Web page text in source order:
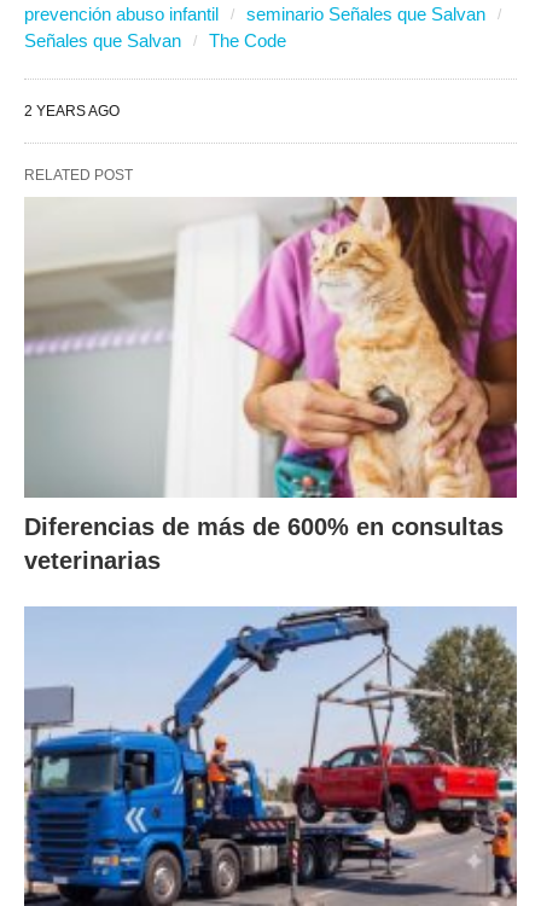
prevención abuso infantil
seminario Señales que Salvan
Señales que Salvan
The Code
2 YEARS AGO
RELATED POST
Diferencias de más de 600% en consultas
veterinarias